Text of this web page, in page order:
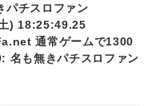
パチスロファン
) 18:25:49.25
通常ゲームで1300
名も無きパチスロファン